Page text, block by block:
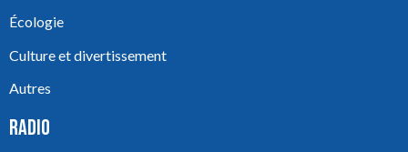
Écologie
Culture et divertissement
Autres
RADIO